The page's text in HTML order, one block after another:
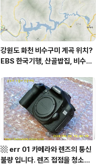
까르돈, kbs 인간극장
강원도 화천 비수구미 계곡 위치?
EBS 한국기행, 산골밥집, 비수구
부 화천군 비수구미 낙타민박 어
디? / 강원도 화천군 가볼 만한 곳
비수구미 마을, 파로호
▩ err 01 카메라와 렌즈의 통신
불량 입니다. 렌즈 접점을 청소하